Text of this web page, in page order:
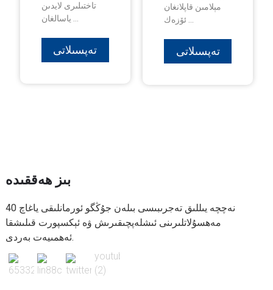
تاختىلىرى لايدىن
ياسالغان ...
تەپسىلاتى
مېلامىن قاپلانغان
ئۆزەك ...
تەپسىلاتى
بىز ھەققىدە
40 نەچچە يىللىق تەجرىبىسى بىلەن جۇڭگو ئورمانلىقى ياغاچ
مەھسۇلاتلىرىنى ئىشلەپچىقىرىش ۋە ئېكسپورت قىلىشقا
ئەھمىيەت بەردى.